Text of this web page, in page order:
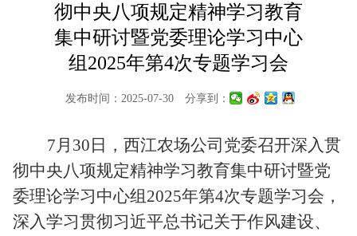
彻中央八项规定精神学习教育
集中研讨暨党委理论学习中心
组2025年第4次专题学习会
发布时间：2025-07-30 分享到：
7 月 30 日，西江农场公司党委召开深入贯
彻中央八项规定精神学习教育集中研讨暨党
委理论学习中心组2025年第4次专题学习会 ，
深入学习贯彻习近平总书记关于作风建设、